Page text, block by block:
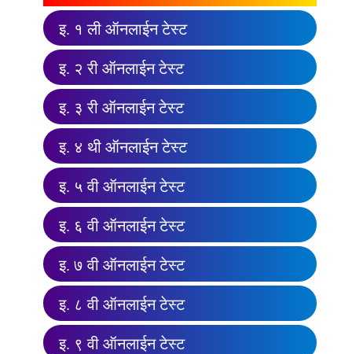
इ. १ ली ऑनलाईन टेस्ट
इ. २ री ऑनलाईन टेस्ट
इ. ३ री ऑनलाईन टेस्ट
इ. ४ थी ऑनलाईन टेस्ट
इ. ५ वी ऑनलाईन टेस्ट
इ. ६ वी ऑनलाईन टेस्ट
इ. ७ वी ऑनलाईन टेस्ट
इ. ८ वी ऑनलाईन टेस्ट
इ. ९ वी ऑनलाईन टेस्ट